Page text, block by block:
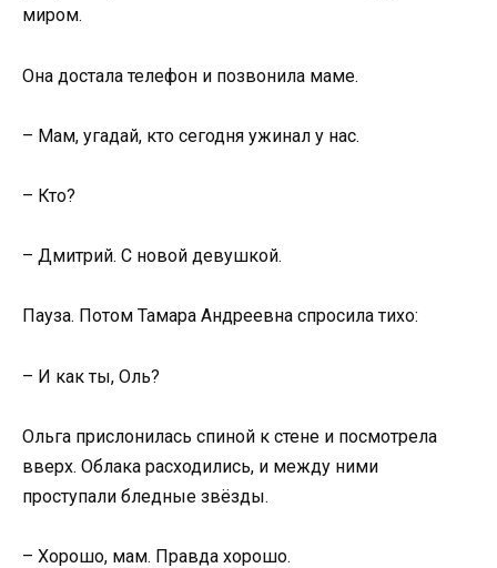
миром.
Она достала телефон и позвонила маме.
– Мам, угадай, кто сегодня ужинал у нас.
– Кто?
– Дмитрий. С новой девушкой.
Пауза. Потом Тамара Андреевна спросила тихо:
– И как ты, Оль?
Ольга прислонилась спиной к стене и посмотрела
вверх. Облака расходились, и между ними
проступали бледные звёзды.
– Хорошо, мам. Правда хорошо.